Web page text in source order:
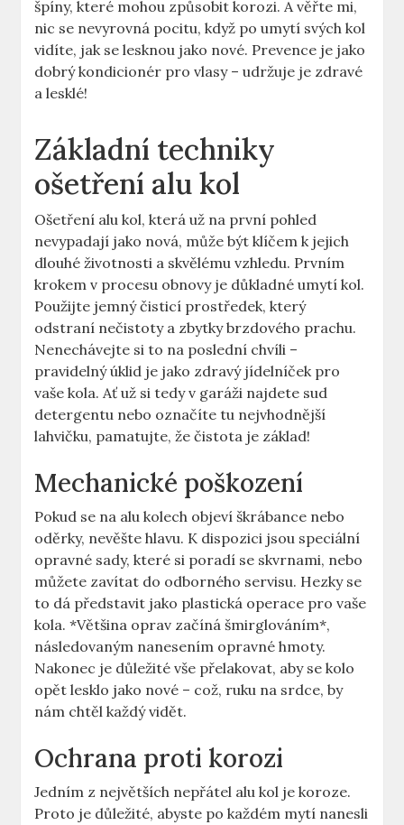
špíny, které mohou způsobit korozi. A věřte mi,
nic se nevyrovná pocitu, když po umytí svých kol
vidíte, jak se lesknou jako nové. Prevence je jako
dobrý kondicionér pro vlasy – udržuje je zdravé
a lesklé!
Základní techniky
ošetření alu kol
Ošetření alu kol, která už na první pohled
nevypadají jako nová, může být klíčem k jejich
dlouhé životnosti a skvělému vzhledu. Prvním
krokem v procesu obnovy je důkladné umytí kol.
Použijte jemný čisticí prostředek, který
odstraní nečistoty a zbytky brzdového prachu.
Nenechávejte si to na poslední chvíli –
pravidelný úklid je jako zdravý jídelníček pro
vaše kola. Ať už si tedy v garáži najdete sud
detergentu nebo označíte tu nejvhodnější
lahvičku, pamatujte, že čistota je základ!
Mechanické poškození
Pokud se na alu kolech objeví škrábance nebo
oděrky, nevěšte hlavu. K dispozici jsou speciální
opravné sady, které si poradí se skvrnami, nebo
můžete zavítat do odborného servisu. Hezky se
to dá představit jako plastická operace pro vaše
kola. *Většina oprav začíná šmirglováním*,
následovaným nanesením opravné hmoty.
Nakonec je důležité vše přelakovat, aby se kolo
opět lesklo jako nové – což, ruku na srdce, by
nám chtěl každý vidět.
Ochrana proti korozi
Jedním z největších nepřátel alu kol je koroze.
Proto je důležité, abyste po každém mytí nanesli